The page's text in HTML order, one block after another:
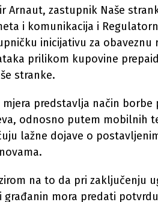
Arnaut, zastupnik Naše
i komunikacija i
inicijativu za
prilikom kupovine
stranke.
mjera predstavlja način
odnosno putem mobilnih
lažne dojave o
na to da pri zaključenju
građanin mora predati